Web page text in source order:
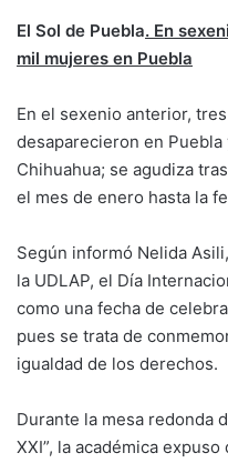
El Sol de Puebla. En
mil mujeres en Puebla
En el sexenio anterior,
desaparecieron en
Chihuahua; se agudiza
el mes de enero hasta la
Según informó Nelida
la UDLAP, el Día
como una fecha de
pues se trata de
igualdad de los derechos.
Durante la mesa redonda
XXI”, la académica